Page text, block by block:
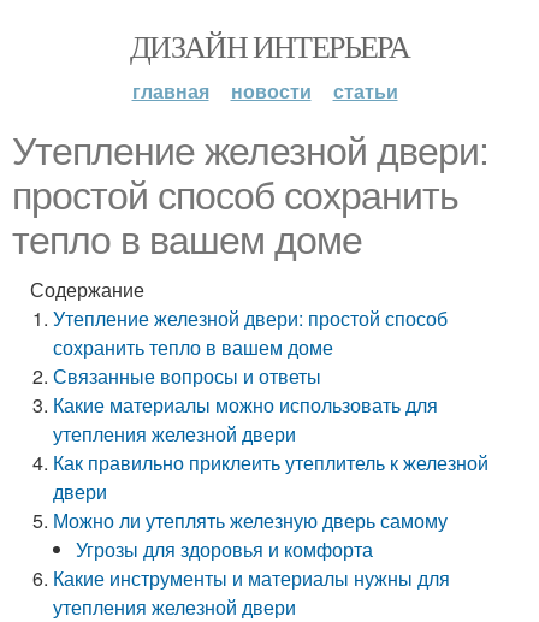
ДИЗАЙН ИНТЕРЬЕРА
главная новости статьи
Утепление железной двери:
простой способ сохранить
тепло в вашем доме
Содержание
Утепление железной двери: простой способ
сохранить тепло в вашем доме
Связанные вопросы и ответы
Какие материалы можно использовать для
утепления железной двери
Как правильно приклеить утеплитель к железной
двери
Можно ли утеплять железную дверь самому
Угрозы для здоровья и комфорта
Какие инструменты и материалы нужны для
утепления железной двери